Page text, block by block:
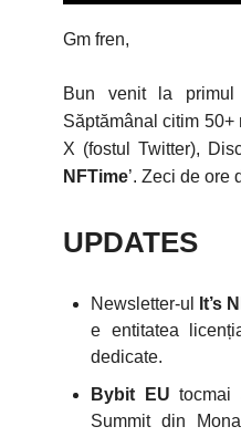
Gm fren,
Bun venit la primul
Săptămânal citim
X (fostul Twitter),
NFTime’. Zeci de ore
UPDATES
Newsletter-ul It’s
e entitatea
dedicate.
Bybit EU tocmai
Summit din